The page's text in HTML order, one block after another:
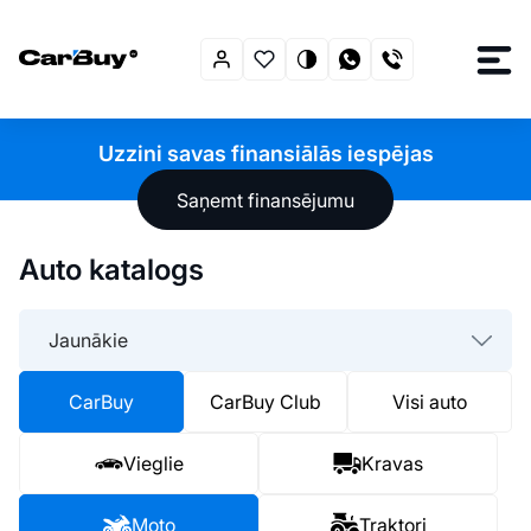
Uzzini savas finansiālās iespējas
Saņemt finansējumu
Auto katalogs
Jaunākie
CarBuy CarBuy Club Visi auto
Vieglie Kravas
Moto Traktori